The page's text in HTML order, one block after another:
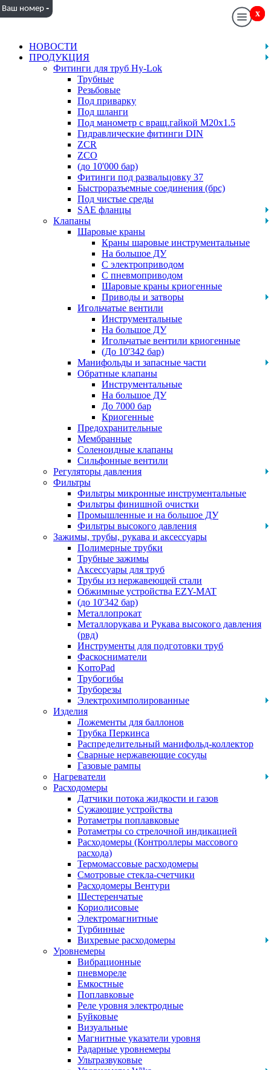
НОВОСТИ
ПРОДУКЦИЯ
Фитинги для труб Hy-Lok
Трубные
Резьбовые
Под приварку
Под шланги
Под манометр с вращ.гайкой M20x1.5
Гидравлические фитинги DIN
ZCR
ZCO
(до 10'000 бар)
Фитинги под развальцовку 37
Быстроразъемные соединения (брс)
Под чистые среды
SAE фланцы
Клапаны
Шаровые краны
Краны шаровые инструментальные
На большое ДУ
С электроприводом
С пневмоприводом
Шаровые краны криогенные
Приводы и затворы
Игольчатые вентили
Инструментальные
На большое ДУ
Игольчатые вентили криогенные
(До 10'342 бар)
Манифольды и запасные части
Обратные клапаны
Инструментальные
На большое ДУ
До 7000 бар
Криогенные
Предохранительные
Мембранные
Соленоидные клапаны
Сильфонные вентили
Регуляторы давления
Фильтры
Фильтры микронные инструментальные
Фильтры финишной очистки
Промышленные и на большое ДУ
Фильтры высокого давления
Зажимы, трубы, рукава и аксессуары
Полимерные трубки
Трубные зажимы
Аксессуары для труб
Трубы из нержавеющей стали
Обжимные устройства EZY-MAT
(до 10'342 бар)
Металлопрокат
Металлорукава и Рукава высокого давления
(рвд)
Инструменты для подготовки труб
Фаскосниматели
KorroPad
Трубогибы
Труборезы
Электрохимполированные
Изделия
Ложементы для баллонов
Трубка Перкинса
Распределительный манифольд-коллектор
Сварные нержавеющие сосуды
Газовые рампы
Нагреватели
Расходомеры
Датчики потока жидкости и газов
Сужающие устройства
Ротаметры поплавковые
Ротаметры со стрелочной индикацией
Расходомеры (Контроллеры массового
расхода)
Термомассовые расходомеры
Смотровые стекла-счетчики
Расходомеры Вентури
Шестеренчатые
Кориолисовые
Электромагнитные
Турбинные
Вихревые расходомеры
Уровнемеры
Вибрационные
пневмореле
Емкостные
Поплавковые
Реле уровня электродные
Буйковые
Визуальные
Магнитные указатели уровня
Радарные уровнемеры
Ультразвуковые
x
Ваш номер - x